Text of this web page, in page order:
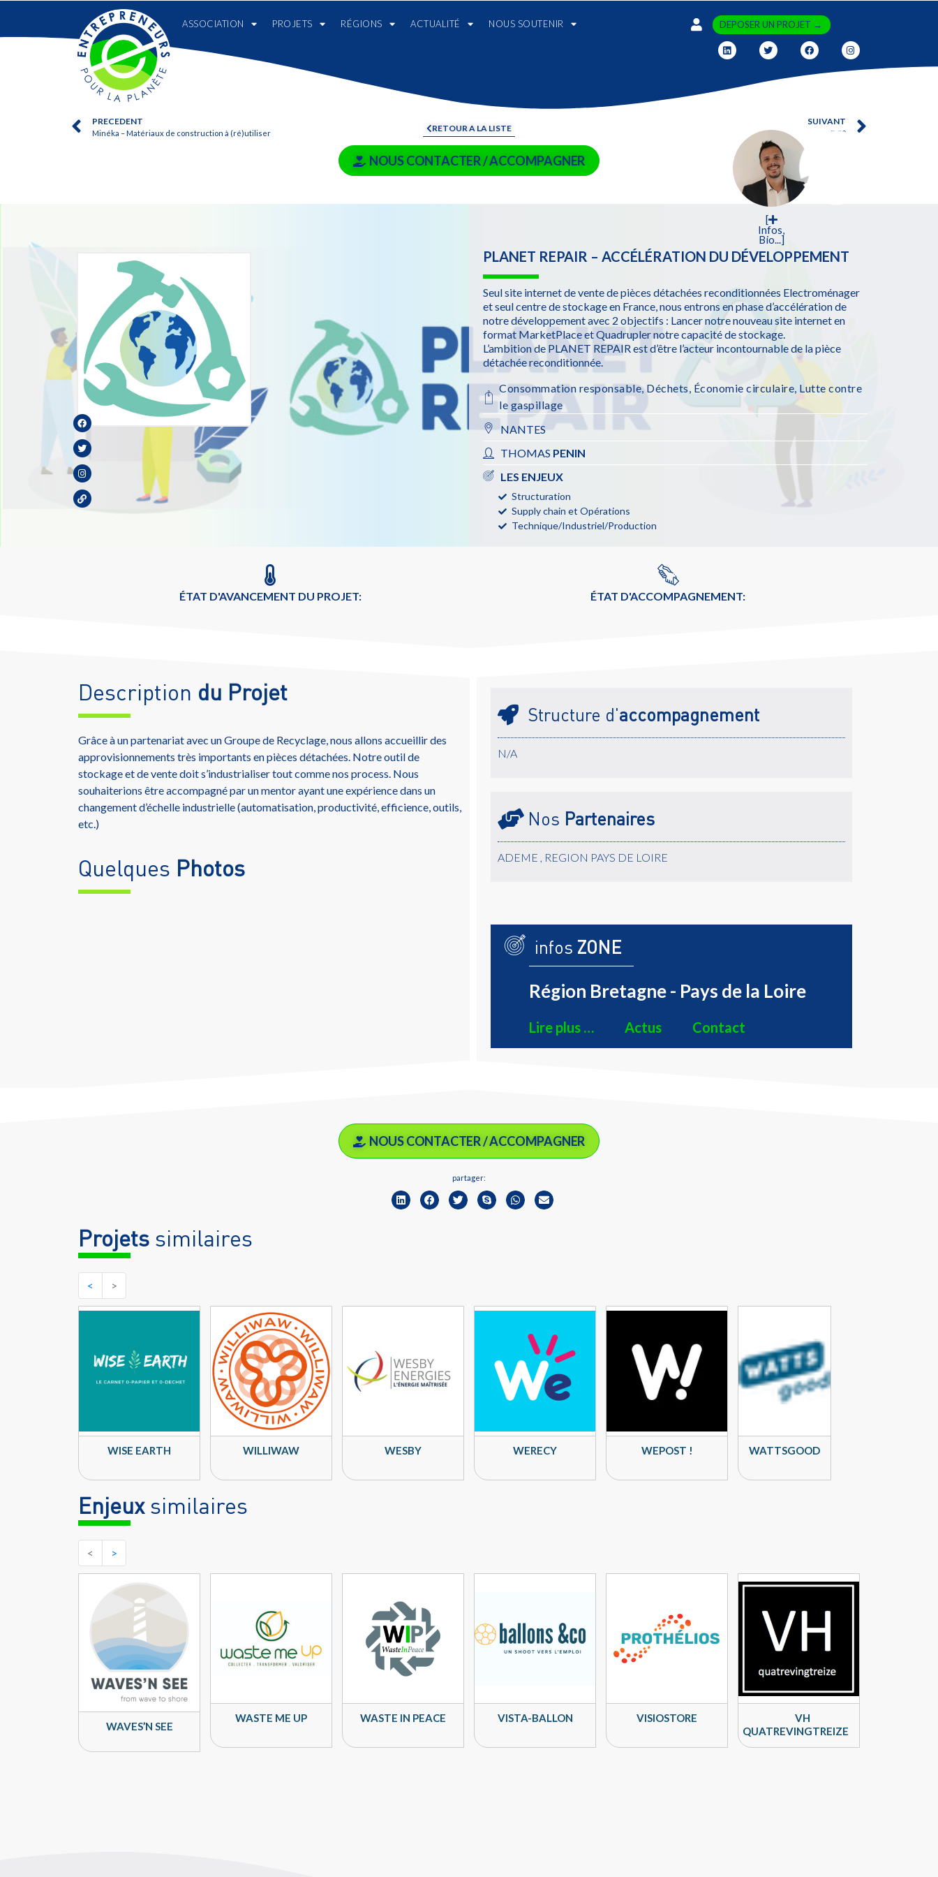
ASSOCIATION PROJETS RÉGIONS ACTUALITÉ NOUS SOUTENIR DEPOSER UN PROJET →
RETOUR A LA LISTE
PRECEDENT
Minéka – Matériaux de construction à (ré)utiliser
SUIVANT
DC2
NOUS CONTACTER / ACCOMPAGNER
[
Infos,
Bio...]
PLANET REPAIR – ACCÉLÉRATION DU DÉVELOPPEMENT
Seul site internet de vente de pièces détachées reconditionnées Electroménager
et seul centre de stockage en France, nous entrons en phase d’accélération de
notre développement avec 2 objectifs : Lancer notre nouveau site internet en
format MarketPlace et Quadrupler notre capacité de stockage.
L’ambition de PLANET REPAIR est d’être l’acteur incontournable de la pièce
détachée reconditionnée.
Consommation responsable,Déchets, Économie circulaire, Lutte contre
le gaspillage
NANTES
THOMAS PENIN
LES ENJEUX
Structuration
Supply chain et Opérations
Technique/Industriel/Production
ÉTAT D'AVANCEMENT DU PROJET: ÉTAT D'ACCOMPAGNEMENT:
Description du Projet
Grâce à un partenariat avec un Groupe de Recyclage, nous allons accueillir des
approvisionnements très importants en pièces détachées. Notre outil de
stockage et de vente doit s’industrialiser tout comme nos process. Nous
souhaiterions être accompagné par un mentor ayant une expérience dans un
changement d’échelle industrielle (automatisation, productivité, efficience, outils,
etc.)
Quelques Photos
Structure d'accompagnement
N/A
Nos Partenaires
ADEME , REGION PAYS DE LOIRE
infos ZONE
Région Bretagne - Pays de la Loire
Lire plus … Actus Contact
NOUS CONTACTER / ACCOMPAGNER
partager:
Projets similaires
< >
WISE EARTH WILLIWAW WESBY WERECY WEPOST ! WATTSGOOD
Enjeuxsimilaires
< >
WAVES’N SEE
WASTE ME UP WASTE IN PEACE VISTA-BALLON VISIOSTORE
VH
QUATREVINGTREIZE